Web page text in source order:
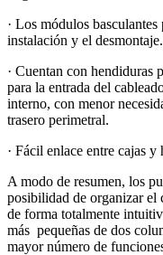
· Los módulos
instalación y el
· Cuentan con hendiduras
para la entrada del
interno, con menor
trasero perimetral.
· Fácil enlace entre cajas
A modo de resumen, los
posibilidad de organizar el
de forma totalmente
más pequeñas de dos
mayor número de